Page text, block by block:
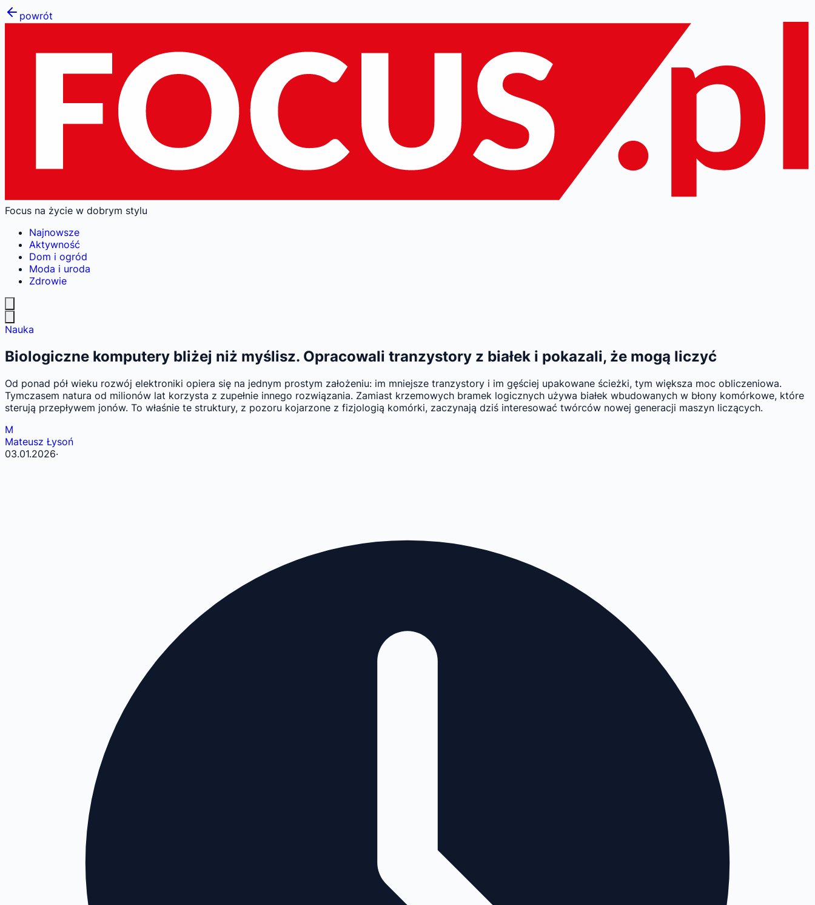
powrót
Focus na życie w dobrym stylu
Najnowsze
Aktywność
Dom i ogród
Moda i uroda
Zdrowie
Nauka
Biologiczne komputery bliżej niż myślisz. Opracowali tranzystory z białek i pokazali, że mogą liczyć
Od ponad pół wieku rozwój elektroniki opiera się na jednym prostym założeniu: im mniejsze tranzystory i im gęściej upakowane ścieżki, tym większa moc obliczeniowa.
Tymczasem natura od milionów lat korzysta z zupełnie innego rozwiązania. Zamiast krzemowych bramek logicznych używa białek wbudowanych w błony komórkowe, które
sterują przepływem jonów. To właśnie te struktury, z pozoru kojarzone z fizjologią komórki, zaczynają dziś interesować twórców nowej generacji maszyn liczących.
M
Mateusz Łysoń
03.01.2026·